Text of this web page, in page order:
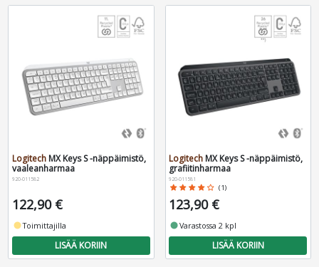
Logitech MX Keys S -näppäimistö,
vaaleanharmaa
920-011582
122,90 €
fiber_manual_recordToimittajilla
LISÄÄ KORIIN
Logitech MX Keys S -näppäimistö,
grafiitinharmaa
920-011581
star star star star star_border (1)
123,90 €
fiber_manual_recordVarastossa 2 kpl
LISÄÄ KORIIN